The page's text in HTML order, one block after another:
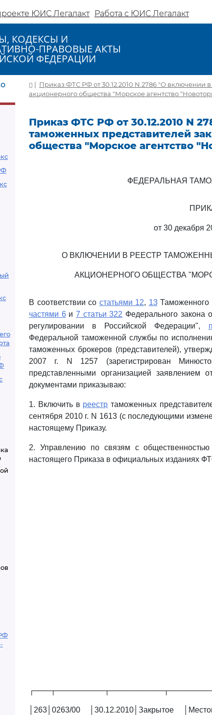
ЮИС Легалакт Работа с ЮИС Легалакт
КОДЕКСЫ И
ПРАВОВЫЕ АКТЫ
ФЕДЕРАЦИИ
| Приказ ФТС РФ от 30.12.2010 N 2786 "О включении
акционерного общества "Морское агентство
Приказ ФТС РФ от 30.12.2010 N
таможенных представителей
общества "Морское агентство
ФЕДЕРАЛЬНАЯ
от 30 декабря
О ВКЛЮЧЕНИИ В РЕЕСТР
АКЦИОНЕРНОГО ОБЩЕСТВА
В соответствии со статьями 12, 13Таможенного
частями 6и7 статьи 322 Федерального закона
регулировании в Российской Федерации",
Федеральной таможенной службы по
таможенных брокеров (представителей),
2007 г. N 1257 (зарегистрирован
представленными организацией
документами приказываю:
1. Включить в реестр таможенных
сентября 2010 г. N 1613 (с последующими
настоящему Приказу.
2. Управлению по связям с
настоящего Приказа в официальных изданиях
│263│0263/00 │30.12.2010│Закрытое